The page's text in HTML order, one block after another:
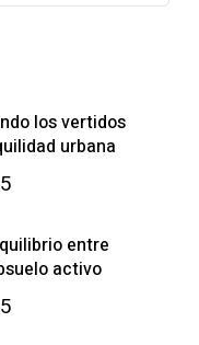
los vertidos
urbana
entre
activo